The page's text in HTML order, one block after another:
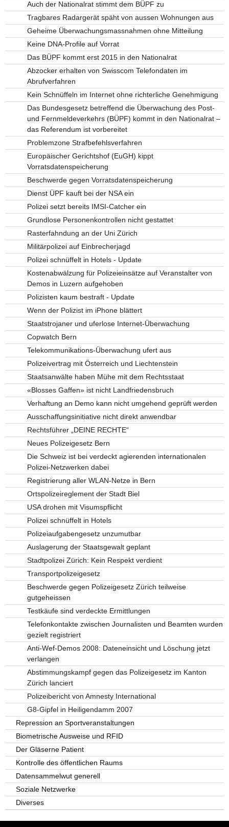
Auch der Nationalrat stimmt dem BÜPF zu
Tragbares Radargerät späht von aussen Wohnungen aus
Geheime Überwachungsmassnahmen ohne Mitteilung
Keine DNA-Profile auf Vorrat
Das BÜPF kommt erst 2015 in den Nationalrat
Abzocker erhalten von Swisscom Telefondaten im
Abrufverfahren
Kein Schnüffeln im Internet ohne richterliche Genehmigung
Das Bundesgesetz betreffend die Überwachung des Post-
und Fernmeldeverkehrs (BÜPF) kommt in den Nationalrat –
das Referendum ist vorbereitet
Problemzone Strafbefehlsverfahren
Europäischer Gerichtshof (EuGH) kippt
Vorratsdatenspeicherung
Beschwerde gegen Vorratsdatenspeicherung
Dienst ÜPF kauft bei der NSA ein
Polizei setzt bereits IMSI-Catcher ein
Grundlose Personenkontrollen nicht gestattet
Rasterfahndung an der Uni Zürich
Militärpolizei auf Einbrecherjagd
Polizei schnüffelt in Hotels - Update
Kostenabwälzung für Polizeieinsätze auf Veranstalter von
Demos in Luzern aufgehoben
Polizisten kaum bestraft - Update
Wenn der Polizist im iPhone blättert
Staatstrojaner und uferlose Internet-Überwachung
Copwatch Bern
Telekommunikations-Überwachung ufert aus
Polizeivertrag mit Österreich und Liechtenstein
Staatsanwälte haben Mühe mit dem Rechtsstaat
«Blosses Gaffen» ist nicht Landfriedensbruch
Verhaftung an Demo kann nicht umgehend geprüft werden
Ausschaffungsinitiative nicht direkt anwendbar
Rechtsführer „DEINE RECHTE“
Neues Polizeigesetz Bern
Die Schweiz ist bei verdeckt agierenden internationalen
Polizei-Netzwerken dabei
Registrierung aller WLAN-Netze in Bern
Ortspolizeireglement der Stadt Biel
USA drohen mit Visumspflicht
Polizei schnüffelt in Hotels
Polizeiaufgabengesetz unzumutbar
Auslagerung der Staatsgewalt geplant
Stadtpolizei Zürich: Kein Respekt verdient
Transportpolizeigesetz
Beschwerde gegen Polizeigesetz Zürich teilweise
gutgeheissen
Testkäufe sind verdeckte Ermittlungen
Telefonkontakte zwischen Journalisten und Beamten wurden
gezielt registriert
Anti-Wef-Demos 2008: Dateneinsicht und Löschung jetzt
verlangen
Abstimmungskampf gegen das Polizeigesetz im Kanton
Zürich lanciert
Polizeibericht von Amnesty International
G8-Gipfel in Heiligendamm 2007
Repression an Sportveranstaltungen
Biometrische Ausweise und RFID
Der Gläserne Patient
Kontrolle des öffentlichen Raums
Datensammelwut generell
Soziale Netzwerke
Diverses